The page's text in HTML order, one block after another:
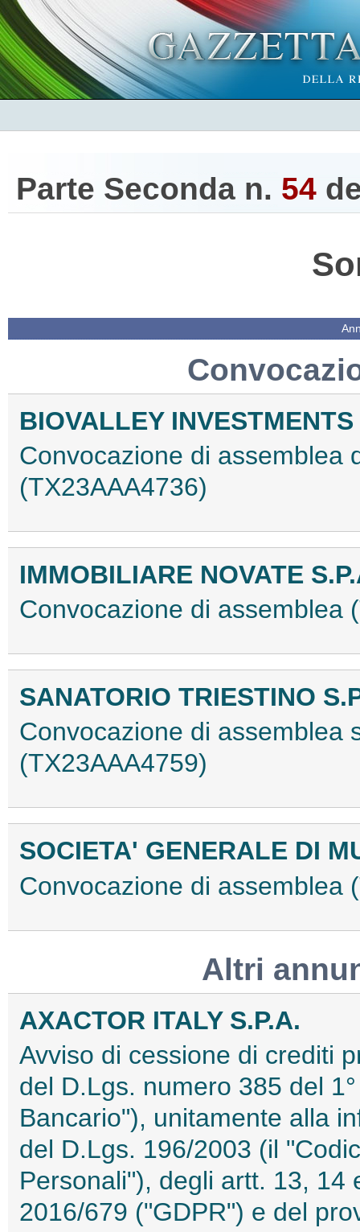
Parte Seconda n. 54
BIOVALLEY
Convocazione di assemblea
(TX23AAA4736)
IMMOBILIARE NOVATE
Convocazione di assemblea
SANATORIO TRIESTINO
Convocazione di assemblea
(TX23AAA4759)
SOCIETA' GENERALE DI
Convocazione di assemblea
Altri
AXACTOR ITALY S.P.A.
Avviso di cessione di crediti
del D.Lgs. numero 385 del
Bancario"), unitamente alla
del D.Lgs. 196/2003 (il
Personali"), degli artt. 13, 14
2016/679 ("GDPR") e del